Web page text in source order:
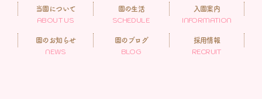
当園について
ABOUT US
園の生活
SCHEDULE
入園案内
INFORMATION
園のお知らせ
NEWS
園のブログ
BLOG
採用情報
RECRUIT